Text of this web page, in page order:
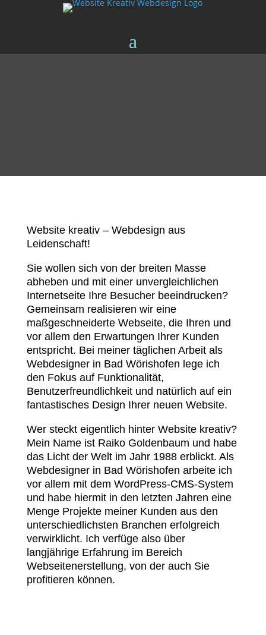
Website kreativ – Webdesign aus
Leidenschaft!
Sie wollen sich von der breiten Masse
abheben und mit einer unvergleichlichen
Internetseite Ihre Besucher beeindrucken?
Gemeinsam realisieren wir eine
maßgeschneiderte Webseite, die Ihren und
vor allem den Erwartungen Ihrer Kunden
entspricht. Bei meiner täglichen Arbeit als
Webdesigner in Bad Wörishofen lege ich
den Fokus auf Funktionalität,
Benutzerfreundlichkeit und natürlich auf ein
fantastisches Design Ihrer neuen Website.
Wer steckt eigentlich hinter Website kreativ?
Mein Name ist Raiko Goldenbaum und habe
das Licht der Welt im Jahr 1988 erblickt. Als
Webdesigner in Bad Wörishofen arbeite ich
vor allem mit dem WordPress-CMS-System
und habe hiermit in den letzten Jahren eine
Menge Projekte meiner Kunden aus den
unterschiedlichsten Branchen erfolgreich
verwirklicht. Ich verfüge also über
langjährige Erfahrung im Bereich
Webseitenerstellung, von der auch Sie
profitieren können.